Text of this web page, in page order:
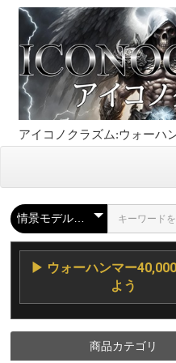
アイコノクラズム:ウォーハ
▶ ウォーハンマー
よう
商品カテゴリ